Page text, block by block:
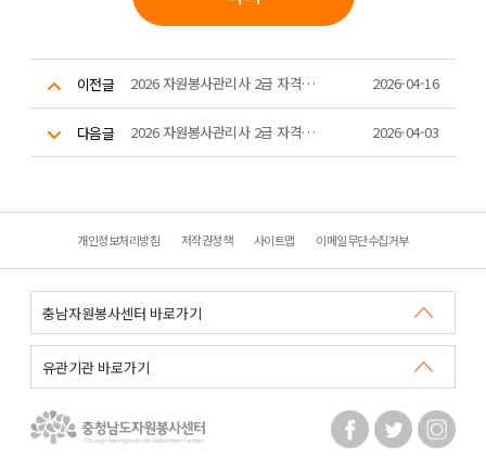
이전글 2026 자원봉사관리사 2급 자격과정 대면교육(5회차) 2026-04-16
다음글 2026 자원봉사관리사 2급 자격과정 대면교육(1,2회차) 2026-04-03
개인정보처리방침 저작권정책 사이트맵 이메일무단수집거부